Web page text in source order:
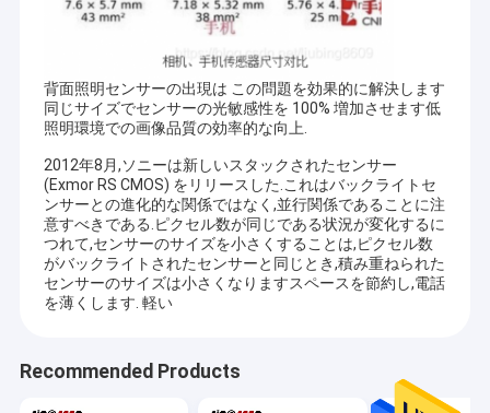
ホーム
背面照明センサーの出現は この問題を効果的に解決します
同じサイズでセンサーの光敏感性を 100% 増加させます低
照明環境での画像品質の効率的な向上.
2012年8月,ソニーは新しいスタックされたセンサー
(Exmor RS CMOS) をリリースした.これはバックライトセ
ンサーとの進化的な関係ではなく,並行関係であることに注
意すべきである.ピクセル数が同じである状況が変化するに
つれて,センサーのサイズを小さくすることは,ピクセル数
がバックライトされたセンサーと同じとき,積み重ねられた
センサーのサイズは小さくなりますスペースを節約し,電話
を薄くします. 軽い
Recommended Products
画像処理の解決を顧客に与えることに専用されていたアフターセ
ールスのワンストップservice.weに競争価格および最もよい質の